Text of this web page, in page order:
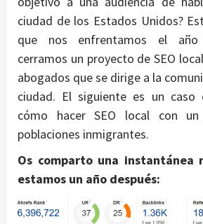
ciudad de los Estados Unidos?
que nos enfrentamos el año
cerramos un proyecto de SEO
abogados que se dirige a la
ciudad. El siguiente es un caso
cómo hacer SEO local con
poblaciones inmigrantes.
Os comparto una instantánea
estamos un año después: